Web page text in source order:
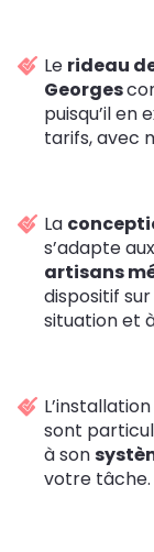
Le rideau
Georges
puisqu’il en
tarifs, avec
La
s’adapte
artisans
dispositif
situation et
sont
à son
votre tâche.